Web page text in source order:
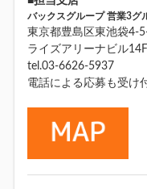
バックスグループ 営業3グ
東京都豊島区東池袋4-
ライズアリーナビル14F
tel.03-6626-5937
電話による応募も受け